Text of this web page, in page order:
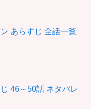
あらすじ 全話一覧
46～50話 ネタバレ